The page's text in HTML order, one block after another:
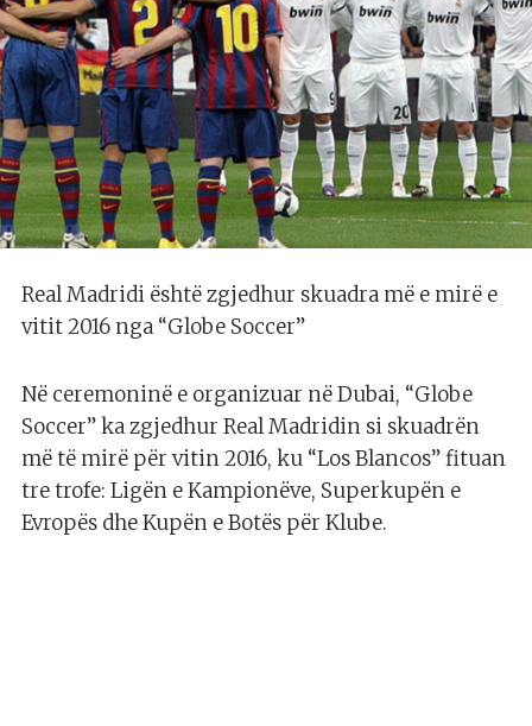
Real Madridi është zgjedhur skuadra më e mirë e
vitit 2016 nga “Globe Soccer”
Në ceremoninë e organizuar në Dubai, “Globe
Soccer” ka zgjedhur Real Madridin si skuadrën
më të mirë për vitin 2016, ku “Los Blancos” fituan
tre trofe: Ligën e Kampionëve, Superkupën e
Evropës dhe Kupën e Botës për Klube.